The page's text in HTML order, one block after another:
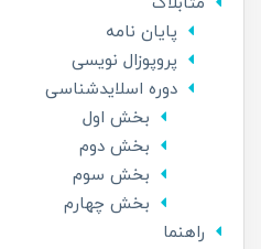
پایان نامه
پروپوزال نویسی
دوره اسلایدشناسی
بخش اول
بخش دوم
بخش سوم
بخش چهارم
راهنما